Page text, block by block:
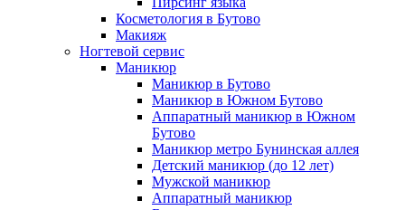
Мезотерапия
Мезотерапия вокруг глаз
Мезотерапия головы
Мезотерапия лица
Контурная пластика лица филлерами
Контурная пластика губ
Биоревитализация
Биоревитализация глаз
Биоревитализация губ
Биоревитализация рук
Биоревитализация шеи
Косметология в Бутово
Макияж
Ногтевой сервис
Маникюр
Маникюр в Бутово
Маникюр в Южном Бутово
Аппаратный маникюр в Южном
Бутово
Маникюр метро Бунинская аллея
Детский маникюр (до 12 лет)
Мужской маникюр
Аппаратный маникюр